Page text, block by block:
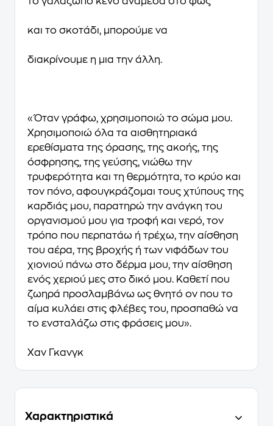
και το σκοτάδι, μπορούμε να
διακρίνουμε η μια την άλλη.
«Όταν γράφω, χρησιμοποιώ το σώμα μου.
Χρησιμοποιώ όλα τα αισθητηριακά
ερεθίσματα της όρασης, της ακοής, της
όσφρησης, της γεύσης, νιώθω την
τρυφερότητα και τη θερμότητα, το κρύο και
τον πόνο, αφουγκράζομαι τους χτύπους της
καρδιάς μου, παρατηρώ την ανάγκη του
οργανισμού μου για τροφή και νερό, τον
τρόπο που περπατάω ή τρέχω, την αίσθηση
του αέρα, της βροχής ή των νιφάδων του
χιονιού πάνω στο δέρμα μου, την αίσθηση
ενός χεριού μες στο δικό μου. Καθετί που
ζωηρά προσλαμβάνω ως θνητό ον που το
αίμα κυλάει στις φλέβες του, προσπαθώ να
το ενσταλάζω στις φράσεις μου».
Χαν Γκανγκ
Χαρακτηριστικά